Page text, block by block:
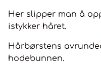
Her slipper man å
istykker håret.
Hårbørstens
hodebunnen.